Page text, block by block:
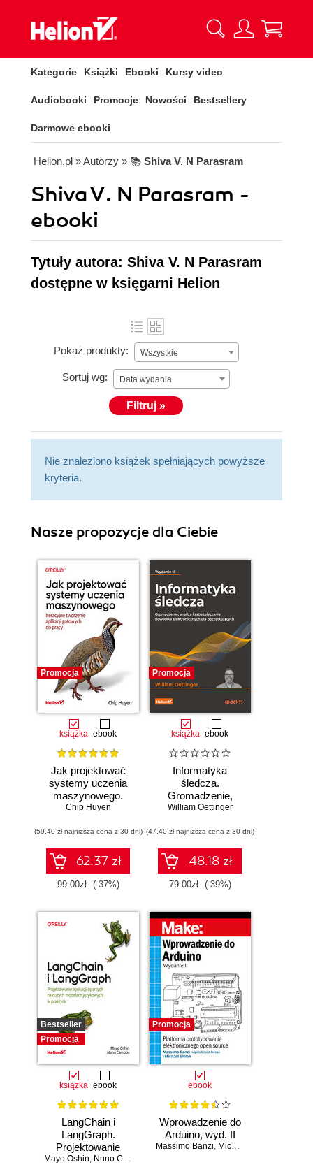
Kategorie Książki Ebooki Kursy video
Audiobooki Promocje Nowości Bestsellery
Darmowe ebooki
Helion.pl » Autorzy » 📚 Shiva V. N Parasram
Shiva V. N Parasram -
ebooki
Tytuły autora: Shiva V. N Parasram
dostępne w księgarni Helion
Pokaż produkty: Wszystkie
Sortuj wg: Data wydania
Filtruj »
Nie znaleziono książek spełniających powyższe
kryteria.
Nasze propozycje dla Ciebie
Promocja
książka ebook
Jak projektować
systemy uczenia
maszynowego.
Iteracyjne
gotowych do pracy
Chip Huyen
(59,40 zł najniższa cena z 30 dni)
62.37 zł
99.00zł (-37%)
Promocja
książka ebook
Informatyka
śledcza.
Gromadzenie,
analiza i
dowodów
elektronicznych dla
początkujących.
Wydanie II
William Oettinger
(47,40 zł najniższa cena z 30 dni)
48.18 zł
79.00zł (-39%)
Bestseller
Promocja
książka ebook
LangChain i
LangGraph.
Projektowanie
aplikacji opartych
Mayo Oshin, Nuno Campos
Promocja
ebook
Wprowadzenie do
Arduino, wyd. II
Massimo Banzi, Michael Shiloh